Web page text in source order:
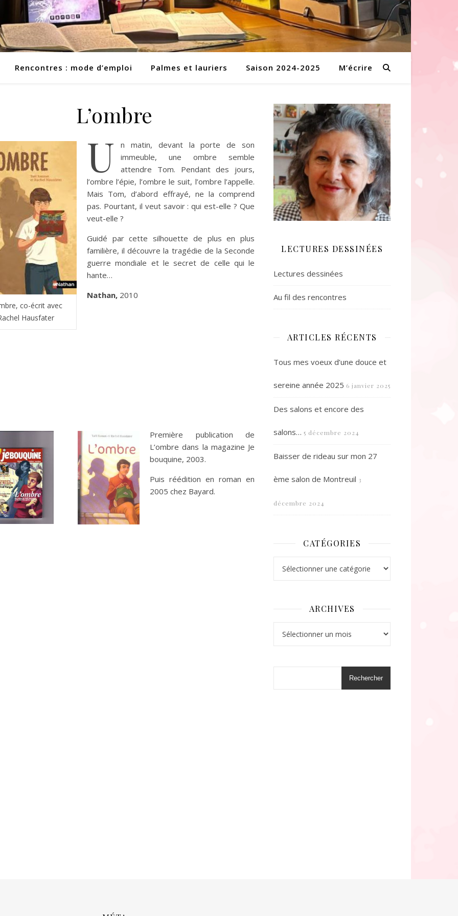
Rencontres : mode d’emploi Palmes et lauriers Saison 2024-2025 M’écrire
L’ombre
co-écrit avec
Hausfater
U
n matin, devant la porte de son
immeuble, une ombre semble
attendre Tom. Pendant des jours,
l’ombre l’épie, l’ombre le suit, l’ombre l’appelle.
Mais Tom, d’abord effrayé, ne la comprend
pas. Pourtant, il veut savoir : qui est-elle ? Que
veut-elle ?
Guidé par cette silhouette de plus en plus
familière, il découvre la tragédie de la Seconde
guerre mondiale et le secret de celle qui le
hante…
Nathan, 2010
Première publication de
L’ombre dans la magazine Je
bouquine, 2003.
Puis réédition en roman en
2005 chez Bayard.
LECTURES DESSINÉES
Lectures dessinées
Au fil des rencontres
ARTICLES RÉCENTS
Tous mes voeux d’une douce et
sereine année 2025 6 janvier 2025
Des salons et encore des
salons… 5 décembre 2024
Baisser de rideau sur mon 27
ème salon de Montreuil 3
décembre 2024
CATÉGORIES
ARCHIVES
Rechercher